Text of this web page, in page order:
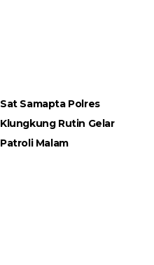
Sat Samapta Polres
Klungkung Rutin Gelar
Patroli Malam